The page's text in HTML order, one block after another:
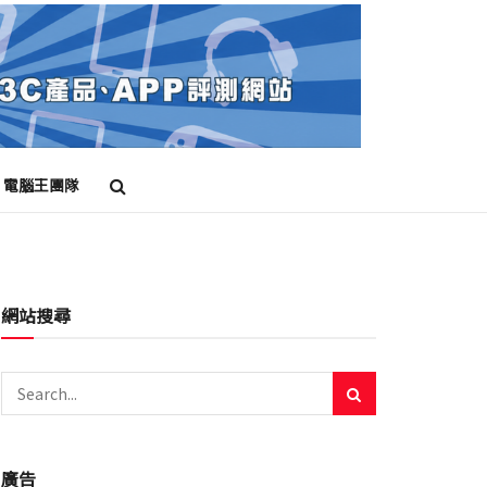
電腦王團隊
網站搜尋
廣告